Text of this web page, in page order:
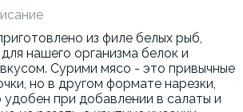
из филе белых рыб,
нашего организма белок и
Сурими мясо - это привычные
но в другом формате нарезки,
при добавлении в салаты и